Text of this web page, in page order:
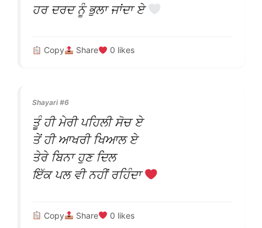
ਹਰ ਦਰਦ ਨੂੰ ਭੁਲਾ ਜਾਂਦਾ ਏ
Copy Share 0 likes
Shayari #6
ਤੂੰ ਹੀ ਮੇਰੀ ਪਹਿਲੀ ਸੋਚ ਏ
ਤੇਂ ਹੀ ਆਖਰੀ ਖਿਆਲ ਏ
ਤੇਰੇ ਬਿਨਾ ਹੁਣ ਦਿਲ
ਇੱਕ ਪਲ ਵੀ ਨਹੀਂ ਰਹਿੰਦਾ
Copy Share 0 likes